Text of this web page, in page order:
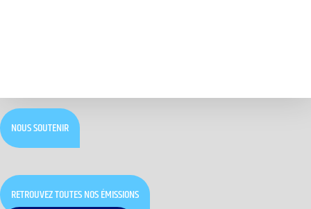
NOUS SOUTENIR
RETROUVEZ TOUTES NOS ÉMISSIONS